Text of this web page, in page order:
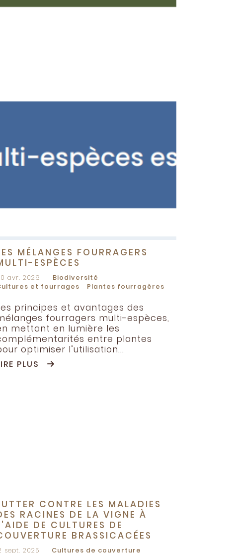
MÉLANGES FOURRAGERS
ESPÈCES
avr. 2026
Biodiversité
et fourrages
Plantes fourragères
principes et avantages des
fourragers multi-espèces,
mettant en lumière les
entre plantes
optimiser l’utilisation...
PLUS
CONTRE LES MALADIES
RACINES DE LA VIGNE À
DE CULTURES DE
BRASSICACÉES
sept. 2025
Cultures de couverture